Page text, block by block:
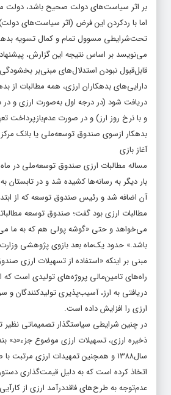
بر اثر سیاست‌های دولت صحیح باشد،
اما با رد‌کردن این فرض (اثر سیاست‌های
تحت‌شرایطی مسوول تمام و کمال تسویه
می‌نویسد بر اساس نتیجه ‌‌‌‌‌‌این گزارش،
قابل‌قبول نبودن استدلال‌های مبنی‌بر
دارایی‌های بدهکاران ارزی، همه مطالبات از
دریافت شود (در درجه اول به‌صورت ارزی و
و با نرخ روز ارز) و در صورت عدم‌بازپرداخت
بدهکار ازسوی صندوق توسعه‌ملی یا بانک
آغاز بازی
مساله مطالبات ارزی صندوق توسعه‌ملی در
بار دیگر به رسانه‌‌‌‌‌‌ها کشیده شد و در تابستان
آن اضافه شد و رئیس صندوق توسعه که از
مطالبات ارزی بود گفت؛ صندوق توسعه
می‌خواهد و حتی «گوشه پولی هم که به ما
باشد.» حدود یک‌ماه بعد بازوی پژوهشی
مبنی بر اینکه «استفاده از تسهیلات ارزی
راه‌‌‌‌‌‌‌‌‌‌‌‌‌‌‌‌‌‌‌‌‌‌‌‌‌‌‌‌‌‌‌‌‌‌‌‌‌‌‌‌‌‌های تامین‌‌‌‌‌‌مالی پروژه‌‌‌‌‌‌‌‌‌‌‌‌‌‌‌‌‌‌‌‌‌‌‌‌‌‌‌‌‌‌‌‌‌‌‌‌‌‌‌‌‌‌های تولیدی است که
دریافتی به ارز، آسیب‌‌‌‌‌‌‌‌‌‌‌‌‌‌‌‌‌‌‌‌‌‌‌‌‌‌‌‌‌‌‌‌‌‌‌‌‌‌‌‌‌‌پذیری تولیدکنندگان و
ارزی را افزایش داده است.
در چنین شرایطی سیاستگذار تصمیماتی
سال‌‌‌‌‌‌۱۳۸۸ و همچنین تمهیدات ارزی
اتخاذ کرده است که به دلیل قیمت‌گذاری
عدم‌‌‌‌‌‌توجه به طرح‌های فاقد‌درآمد ارزی از کارآیی